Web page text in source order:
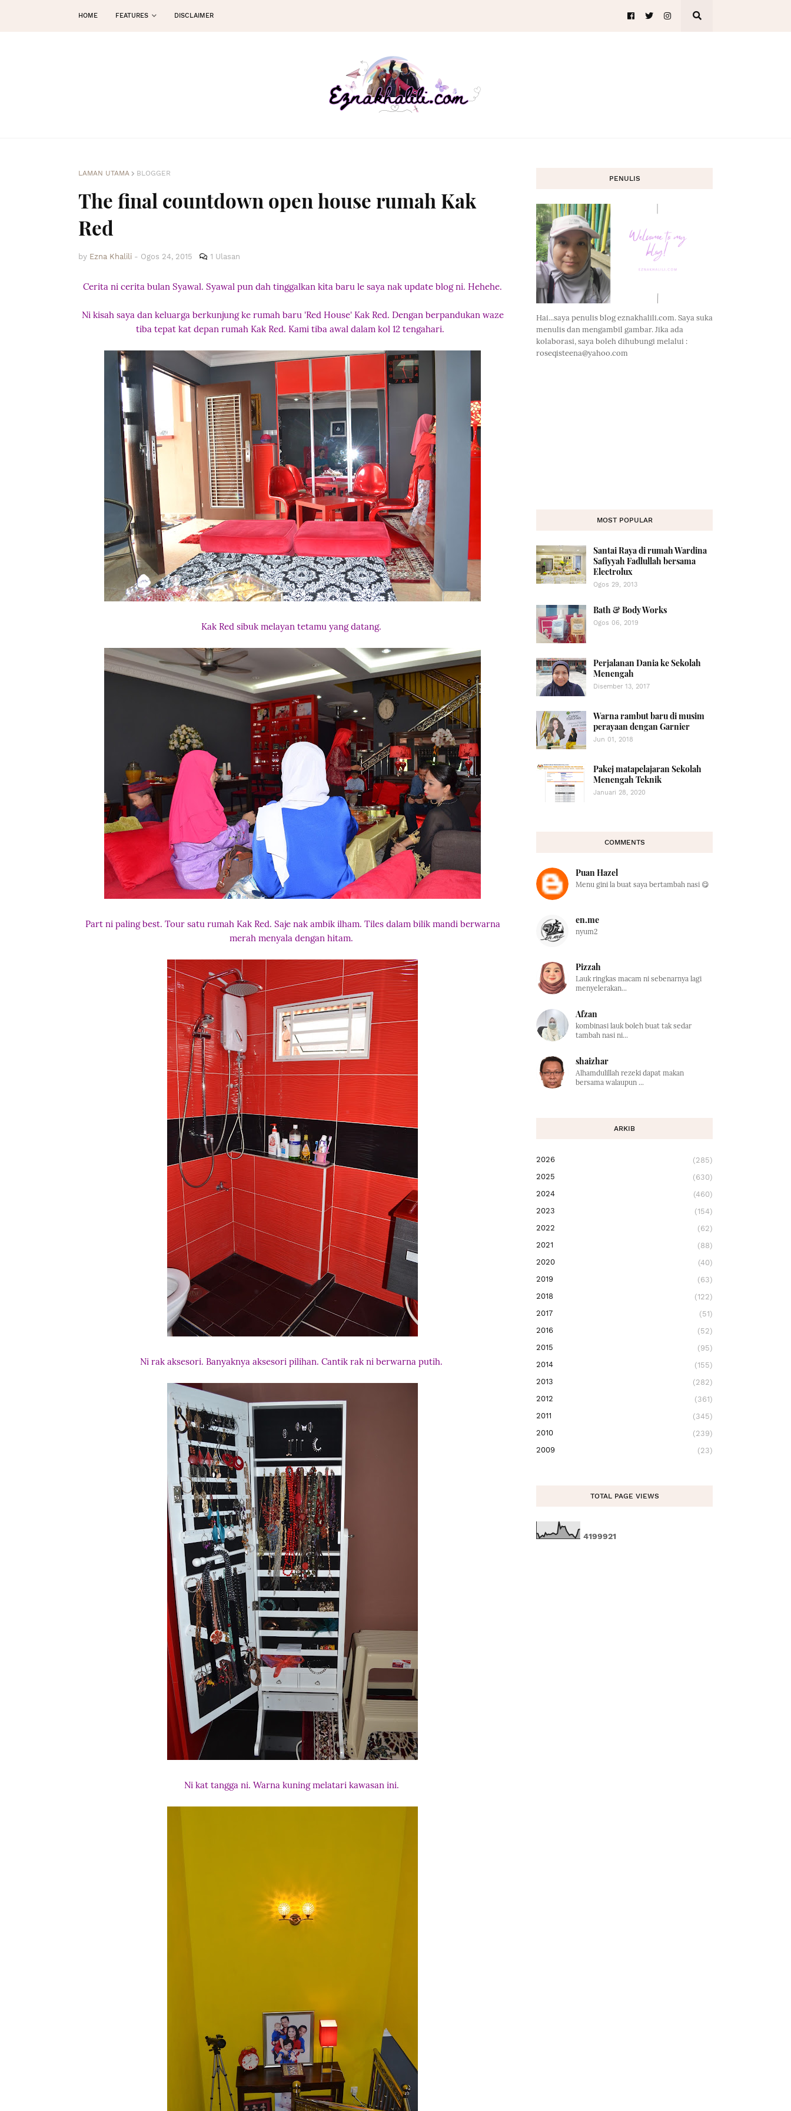
HOME FEATURES DISCLAIMER
LAMAN UTAMA BLOGGER
The final countdown open house rumah Kak
Red
by Ezna Khalili - Ogos 24, 2015 1 Ulasan
Cerita ni cerita bulan Syawal. Syawal pun dah tinggalkan kita baru le saya nak update blog ni. Hehehe.
Ni kisah saya dan keluarga berkunjung ke rumah baru 'Red House' Kak Red. Dengan berpandukan waze
tiba tepat kat depan rumah Kak Red. Kami tiba awal dalam kol 12 tengahari.
Kak Red sibuk melayan tetamu yang datang.
Part ni paling best. Tour satu rumah Kak Red. Saje nak ambik ilham. Tiles dalam bilik mandi berwarna
merah menyala dengan hitam.
Ni rak aksesori. Banyaknya aksesori pilihan. Cantik rak ni berwarna putih.
Ni kat tangga ni. Warna kuning melatari kawasan ini.
PENULIS
Hai...saya penulis blog eznakhalili.com. Saya suka
menulis dan mengambil gambar. Jika ada
kolaborasi, saya boleh dihubungi melalui :
roseqisteena@yahoo.com
MOST POPULAR
Santai Raya di rumah Wardina
Safiyyah Fadlullah bersama
Electrolux
Ogos 29, 2013
Bath & Body Works
Ogos 06, 2019
Perjalanan Dania ke Sekolah
Menengah
Disember 13, 2017
Warna rambut baru di musim
perayaan dengan Garnier
Jun 01, 2018
Pakej matapelajaran Sekolah
Menengah Teknik
Januari 28, 2020
COMMENTS
Puan Hazel
Menu gini la buat saya bertambah nasi 😋
en.me
nyum2
Pizzah
Lauk ringkas macam ni sebenarnya lagi
menyelerakan...
Afzan
kombinasi lauk boleh buat tak sedar
tambah nasi ni...
shaizhar
Alhamdulillah rezeki dapat makan
bersama walaupun ...
ARKIB
2026
(285)
2025
(630)
2024
(460)
2023
(154)
2022
(62)
2021
(88)
2020
(40)
2019
(63)
2018
(122)
2017
(51)
2016
(52)
2015
(95)
2014
(155)
2013
(282)
2012
(361)
2011
(345)
2010
(239)
2009
(23)
TOTAL PAGE VIEWS
4199921